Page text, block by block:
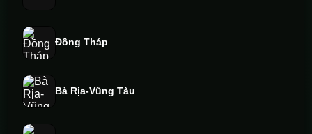
Đồng Tháp
Bà Rịa-Vũng Tàu